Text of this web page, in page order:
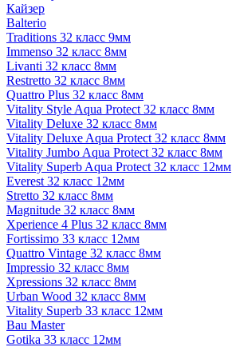
Кайзер
Balterio
Traditions 32 класс 9мм
Immenso 32 класс 8мм
Livanti 32 класс 8мм
Restretto 32 класс 8мм
Quattro Plus 32 класс 8мм
Vitality Style Aqua Protect 32 класс 8мм
Vitality Deluxe 32 класс 8мм
Vitality Deluxe Aqua Protect 32 класс 8мм
Vitality Jumbo Aqua Protect 32 класс 8мм
Vitality Superb Aqua Protect 32 класс 12мм
Everest 32 класс 12мм
Stretto 32 класс 8мм
Magnitude 32 класс 8мм
Xperience 4 Plus 32 класс 8мм
Fortissimo 33 класс 12мм
Quattro Vintage 32 класс 8мм
Impressio 32 класс 8мм
Xpressions 32 класс 8мм
Urban Wood 32 класс 8мм
Vitality Superb 33 класс 12мм
Bau Master
Gotika 33 класс 12мм